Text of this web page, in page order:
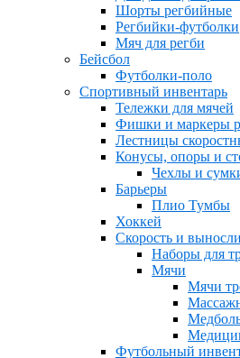
Шорты регбийные
Регбийки-футболки
Мяч для регби
Бейсбол
Футболки-поло
Спортивный инвентарь
Тележки для мячей
Фишки и маркеры
Лестницы
Конусы, опоры и
Чехлы и
Барьеры
Плио Тумбы
Хоккей
Скорость и
Наборы для
Мячи
Мячи
Футбольный